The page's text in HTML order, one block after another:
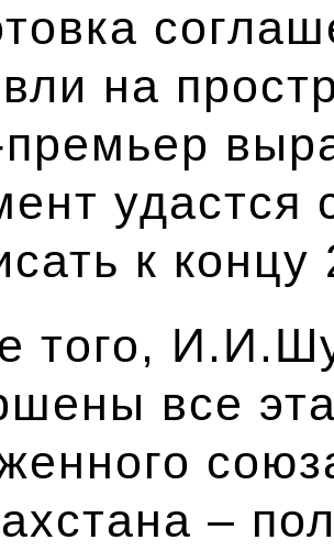
на
удастся
к концу
того,
все
–